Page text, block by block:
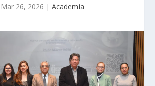
Mar 26, 2026 | Academia